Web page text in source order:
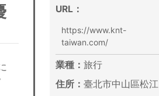
URL：
https://www.knt-
taiwan.com/
業種： 旅行
住所： 臺北市中山區松江